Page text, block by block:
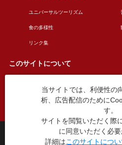
ユニバーサルツーリズム
食の多様性
リンク集
このサイトについて
このサイトについて
お問い合わせ
台東区役所観
〒110-8615 東京都台東区
当サイトでは、利便性の
析、広告配信のために
す。
サイトを閲覧いただく際
に同意いただく必要
詳細はこのサイトについ